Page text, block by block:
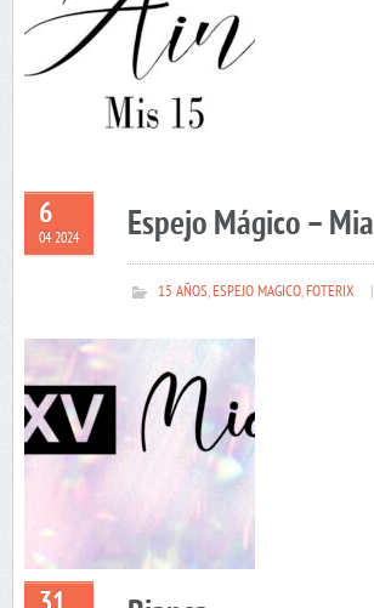
6
04 2024 Espejo Mágico – Mia
15 AÑOS,ESPEJO MAGICO,FOTERIX